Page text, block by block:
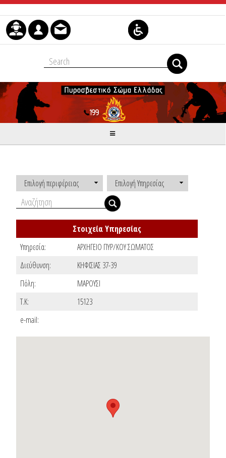
Μετάβαση στο περιεχόμενο
Επιλογή περιφέρειας Επιλογή Υπηρεσίας
Στοιχεία Υπηρεσίας
Υπηρεσία:
ΑΡΧΗΓΕΙΟ ΠΥΡ/ΚΟΥ ΣΩΜΑΤΟΣ
Διεύθυνση:
ΚΗΦΙΣΙΑΣ 37-39
Πόλη:
ΜΑΡΟΥΣΙ
T.K:
15123
e-mail: